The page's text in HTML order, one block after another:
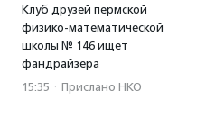
Клуб друзей пермской
физико-математической
школы № 146 ищет
фандрайзера
15:35 · Прислано НКО